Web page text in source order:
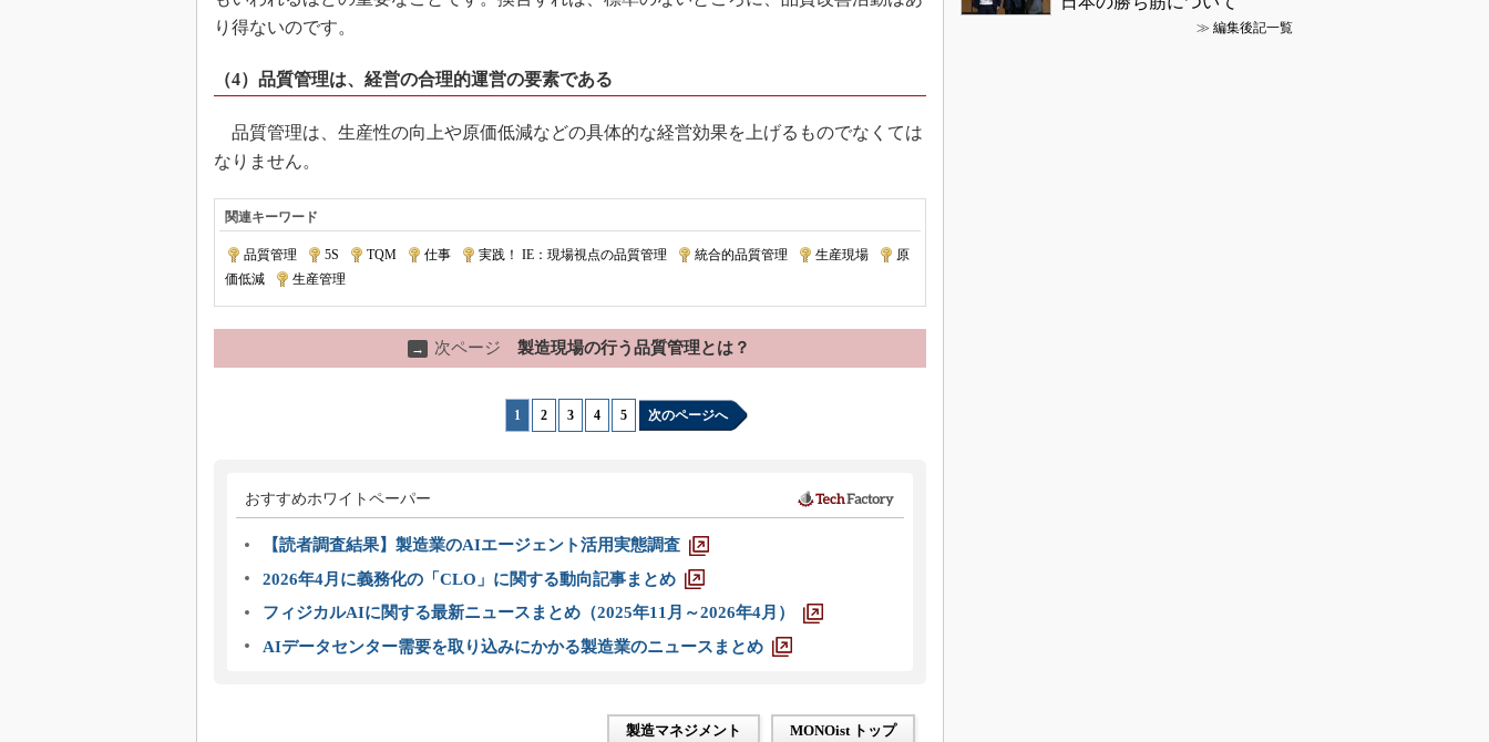
り得ないのです。
（4）品質管理は、経営の合理的運営の要素である
品質管理は、生産性の向上や原価低減などの具体的な経営効果を上げるものでなくては
なりません。
関連キーワード
品質管理 5S TQM 仕事 実践！ IE：現場視点の品質管理 統合的品質管理 生産現場
原
価低減
生産管理
→ 次ページ 製造現場の行う品質管理とは？
1 2 3 4 5 次のページへ
おすすめホワイトペーパー
【読者調査結果】製造業のAIエージェント活用実態調査
2026年4月に義務化の「CLO」に関する動向記事まとめ
フィジカルAIに関する最新ニュースまとめ（2025年11月～2026年4月）
AIデータセンター需要を取り込みにかかる製造業のニュースまとめ
製造マネジメント MONOist トップ
≫ 編集後記一覧